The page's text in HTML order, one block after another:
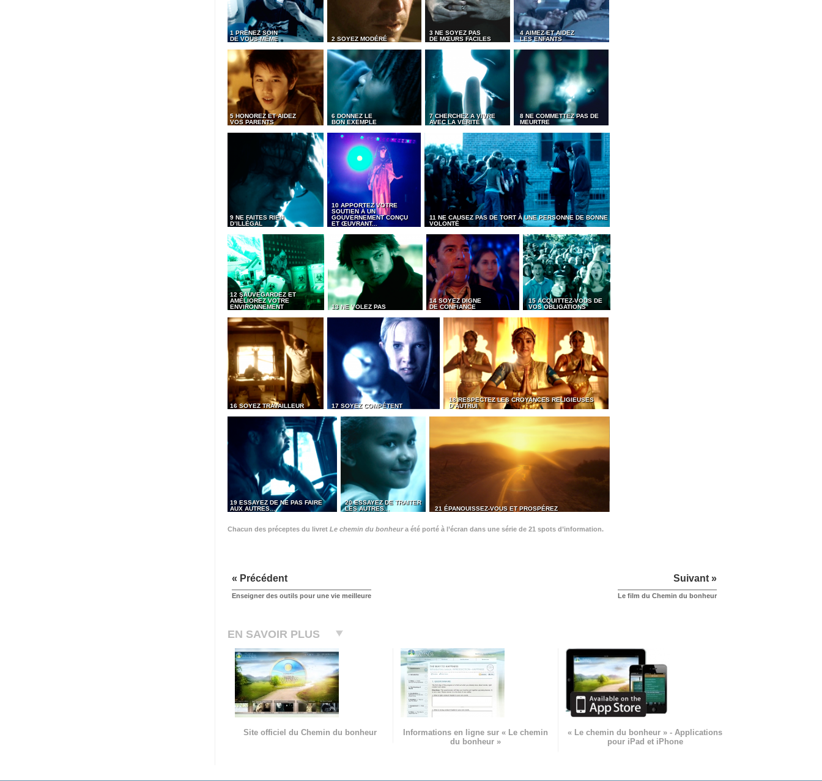
1 PRENEZ SOIN
DE VOUS-MÊME
2 SOYEZ MODÉRÉ
3 NE SOYEZ PAS
DE MŒURS FACILES
4 AIMEZ ET AIDEZ
LES ENFANTS
5 HONOREZ ET AIDEZ
VOS PARENTS
6 DONNEZ LE
BON EXEMPLE
7 CHERCHEZ A VIVRE
AVEC LA VÉRITÉ
8 NE COMMETTEZ PAS DE
MEURTRE
9 NE FAITES RIEN
D’ILLÉGAL
10 APPORTEZ VOTRE
SOUTIEN À UN
GOUVERNEMENT CONÇU
ET ŒUVRANT...
11 NE CAUSEZ PAS DE TORT À UNE PERSONNE DE BONNE
VOLONTÉ
12 SAUVEGARDEZ ET
AMÉLIOREZ VOTRE
ENVIRONNEMENT
13 NE VOLEZ PAS
14 SOYEZ DIGNE
DE CONFIANCE
15 ACQUITTEZ-VOUS DE
VOS OBLIGATIONS
16 SOYEZ TRAVAILLEUR 17 SOYEZ COMPÉTENT
18 RESPECTEZ LES CROYANCES RELIGIEUSES
D’AUTRUI
19 ESSAYEZ DE NE PAS FAIRE
AUX AUTRES…
20 ESSAYEZ DE TRAITER
LES AUTRES...
21 ÉPANOUISSEZ-VOUS ET PROSPÉREZ
Chacun des préceptes du livret Le chemin du bonheura été porté à l’écran dans une série de 21 spots d’information.
« Précédent
Enseigner des outils pour une vie meilleure
Suivant »
Le film du Chemin du bonheur
EN SAVOIR PLUS
Site officiel du Chemin du bonheur
Informations en ligne sur « Le chemin
du bonheur »
« Le chemin du bonheur » - Applications
pour iPad et iPhone